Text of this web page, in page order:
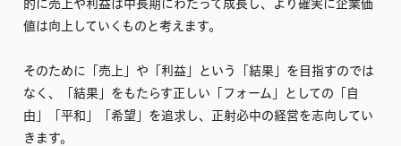
的に売上や利益は中長期にわたって成長し、より確実に企業価
値は向上していくものと考えます。
そのために「売上」や「利益」という「結果」を目指すのでは
なく、「結果」をもたらす正しい「フォーム」としての「自
由」「平和」「希望」を追求し、正射必中の経営を志向してい
きます。